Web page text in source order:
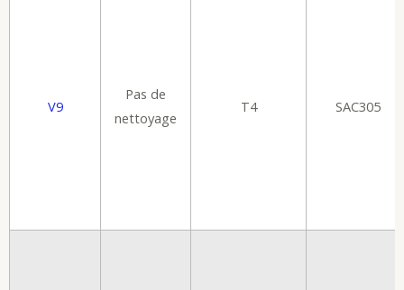
V9
Pas de
nettoyage
T4 SAC305